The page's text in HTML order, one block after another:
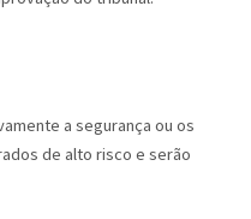
a segurança ou os
de alto risco e serão